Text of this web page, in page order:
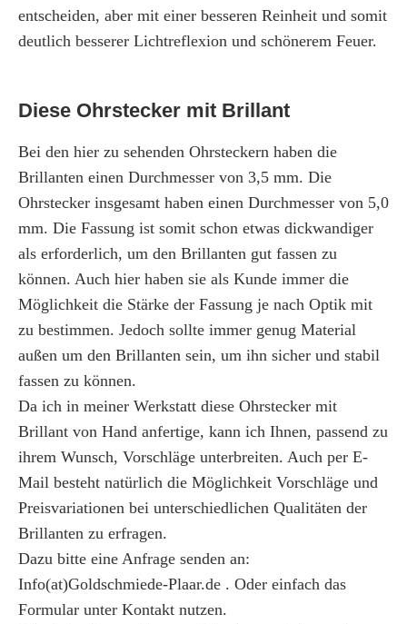
entscheiden, aber mit einer besseren Reinheit und somit
deutlich besserer Lichtreflexion und schönerem Feuer.
Diese Ohrstecker mit Brillant
Bei den hier zu sehenden Ohrsteckern haben die
Brillanten einen Durchmesser von 3,5 mm. Die
Ohrstecker insgesamt haben einen Durchmesser von 5,0
mm. Die Fassung ist somit schon etwas dickwandiger
als erforderlich, um den Brillanten gut fassen zu
können. Auch hier haben sie als Kunde immer die
Möglichkeit die Stärke der Fassung je nach Optik mit
zu bestimmen. Jedoch sollte immer genug Material
außen um den Brillanten sein, um ihn sicher und stabil
fassen zu können.
Da ich in meiner Werkstatt diese Ohrstecker mit
Brillant von Hand anfertige, kann ich Ihnen, passend zu
ihrem Wunsch, Vorschläge unterbreiten. Auch per E-
Mail besteht natürlich die Möglichkeit Vorschläge und
Preisvariationen bei unterschiedlichen Qualitäten der
Brillanten zu erfragen.
Dazu bitte eine Anfrage senden an:
Info(at)Goldschmiede-Plaar.de . Oder einfach das
Formular unter Kontakt nutzen.